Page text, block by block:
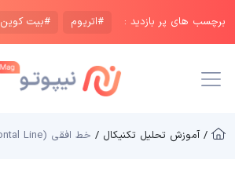
برچسب های پر بازدید : #اتریوم #بیت کوین
/ آموزش تحلیل تکنیکال / خط افقی (Horizontal Line)